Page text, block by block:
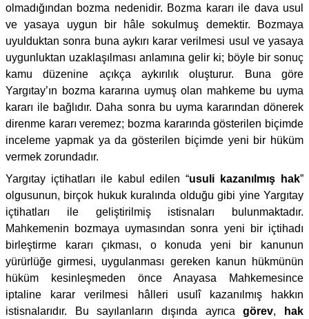
olmadığından bozma nedenidir. Bozma kararı ile dava usul
ve yasaya uygun bir hâle sokulmuş demektir. Bozmaya
uyulduktan sonra buna aykırı karar verilmesi usul ve yasaya
uygunluktan uzaklaşılması anlamına gelir ki; böyle bir sonuç
kamu düzenine açıkça aykırılık oluşturur. Buna göre
Yargıtay’ın bozma kararına uymuş olan mahkeme bu uyma
kararı ile bağlıdır. Daha sonra bu uyma kararından dönerek
direnme kararı veremez; bozma kararında gösterilen biçimde
inceleme yapmak ya da gösterilen biçimde yeni bir hüküm
vermek zorundadır.
Yargıtay içtihatları ile kabul edilen “usuli kazanılmış hak”
olgusunun, birçok hukuk kuralında olduğu gibi yine Yargıtay
içtihatları ile geliştirilmiş istisnaları bulunmaktadır.
Mahkemenin bozmaya uymasından sonra yeni bir içtihadı
birleştirme kararı çıkması, o konuda yeni bir kanunun
yürürlüğe girmesi, uygulanması gereken kanun hükmünün
hüküm kesinleşmeden önce Anayasa Mahkemesince
iptaline karar verilmesi hâlleri usulî kazanılmış hakkın
istisnalarıdır. Bu sayılanların dışında ayrıcagörev,
hak